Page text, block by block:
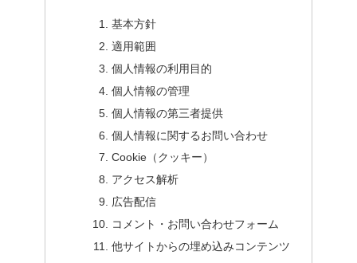
基本方針
適用範囲
個人情報の利用目的
個人情報の管理
個人情報の第三者提供
個人情報に関するお問い合わせ
Cookie（クッキー）
アクセス解析
広告配信
コメント・お問い合わせフォーム
他サイトからの埋め込みコンテンツ